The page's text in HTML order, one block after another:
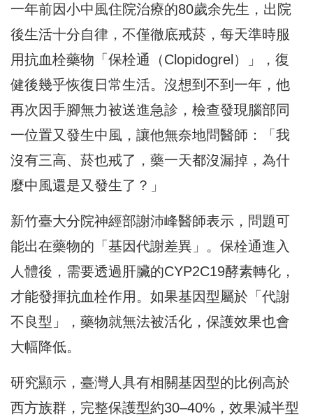
一年前因小中風住院治療的80歲余先生，出院
後生活十分自律，不僅徹底戒菸，每天準時服
用抗血栓藥物「保栓通（Clopidogrel）」，復
健後幾乎恢復日常生活。沒想到不到一年，他
再次因手腳無力被送進急診，檢查發現腦部同
一位置又發生中風，讓他無奈地問醫師：「我
沒有三高、菸也戒了，藥一天都沒漏掉，為什
麼中風還是又發生了？」
新竹臺大分院神經部謝沛峰醫師表示，問題可
能出在藥物的「基因代謝差異」。保栓通進入
人體後，需要透過肝臟的CYP2C19酵素轉化，
才能發揮抗血栓作用。如果基因型屬於「代謝
不良型」，藥物就無法被活化，保護效果也會
大幅降低。
研究顯示，臺灣人具有相關基因型的比例高於
西方族群，完整保護型約30–40%，效果減半型